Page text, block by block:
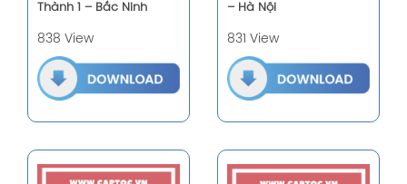
Thành 1 – Bắc Ninh
838 View
– Hà Nội
831 View